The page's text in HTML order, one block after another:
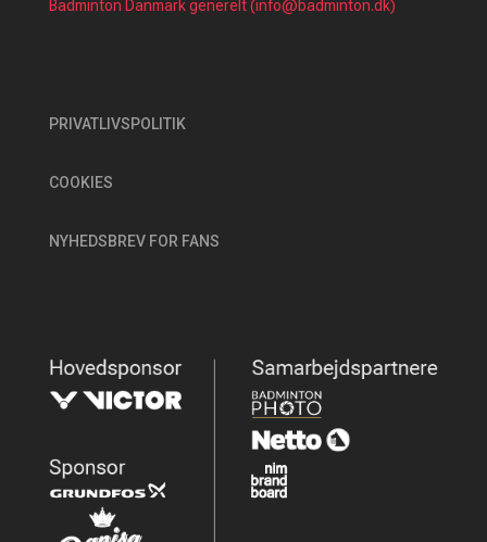
Badminton Danmark generelt (info@badminton.dk)
PRIVATLIVSPOLITIK
COOKIES
NYHEDSBREV FOR FANS